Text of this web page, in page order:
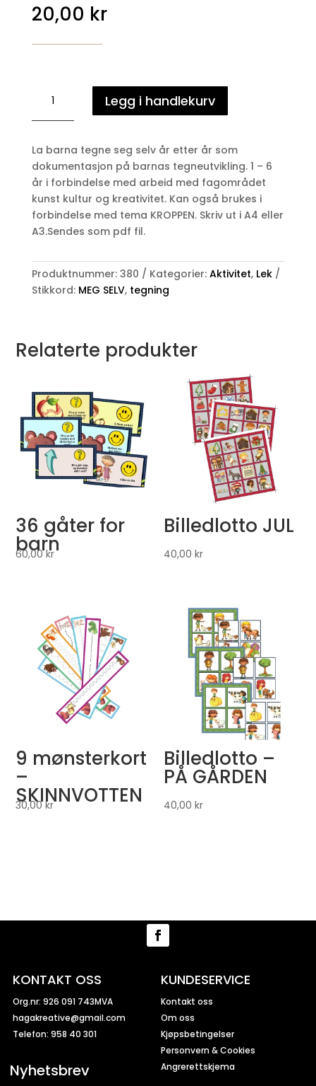
20,00 kr
SELV
-
-
ÅR
FOR
ÅR
antall
Legg i handlekurv
La barna tegne seg selv år etter år som
dokumentasjon på barnas tegneutvikling. 1 – 6
år i forbindelse med arbeid med fagområdet
kunst kultur og kreativitet. Kan også brukes i
forbindelse med tema KROPPEN. Skriv ut i A4 eller
A3.Sendes som pdf fil.
Produktnummer: 380 Kategorier: Aktivitet, Lek
Stikkord: MEG SELV, tegning
Relaterte produkter
36 gåter for
barn
60,00kr
Billedlotto JUL
40,00kr
9 mønsterkort
–
SKINNVOTTEN
30,00kr
Billedlotto –
PÅ GÅRDEN
40,00kr
KONTAKT OSS
Org.nr: 926 091 743MVA
hagakreative@gmail.com
Telefon: 958 40 301
Nyhetsbrev
KUNDESERVICE
Kontakt oss
Om oss
Kjøpsbetingelser
Personvern & Cookies
Angrerettskjema